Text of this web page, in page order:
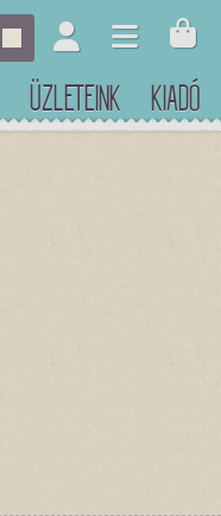
ÜZLETEINK KIADÓ